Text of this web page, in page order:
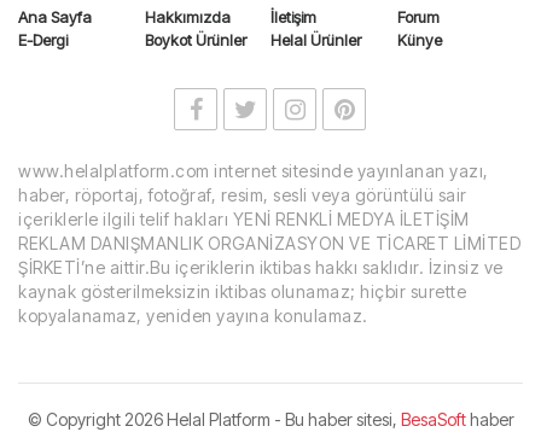
Ana Sayfa Hakkımızda İletişim
Forum
E-Dergi
Boykot Ürünler Helal Ürünler Künye
www.helalplatform.com internet sitesinde yayınlanan yazı,
haber, röportaj, fotoğraf, resim, sesli veya görüntülü sair
içeriklerle ilgili telif hakları YENİ RENKLİ MEDYA İLETİŞİM
REKLAM DANIŞMANLIK ORGANİZASYON VE TİCARET LİMİTED
ŞİRKETİ’ne aittir.Bu içeriklerin iktibas hakkı saklıdır. İzinsiz ve
kaynak gösterilmeksizin iktibas olunamaz; hiçbir surette
kopyalanamaz, yeniden yayına konulamaz.
© Copyright2026 Helal Platform - Bu haber sitesi, BesaSofthaber